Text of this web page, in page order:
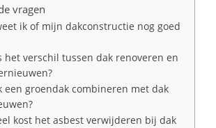
vragen
ik of mijn dakconstructie nog goed
het verschil tussen dak renoveren en
een groendak combineren met dak
kost het asbest verwijderen bij dak